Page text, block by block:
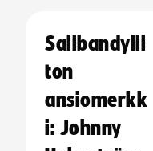
Salibandylii
ton
ansiomerkk
i: Johnny